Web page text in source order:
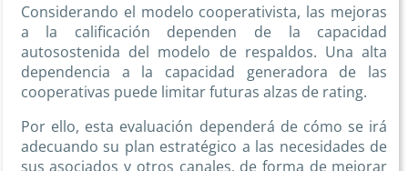
Considerando el modelo cooperativista, las mejoras
a la calificación dependen de la capacidad
autosostenida del modelo de respaldos. Una alta
dependencia a la capacidad generadora de las
cooperativas puede limitar futuras alzas de rating.
Por ello, esta evaluación dependerá de cómo se irá
adecuando su plan estratégico a las necesidades de
sus asociados y otros canales, de forma de mejorar